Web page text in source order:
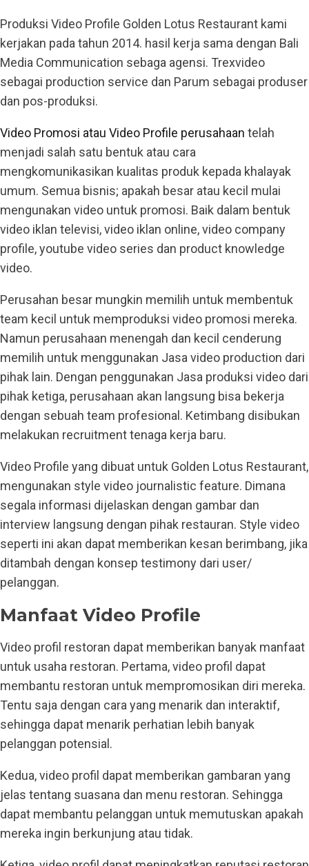
Produksi Video Profile Golden Lotus Restaurant kami
kerjakan pada tahun 2014. hasil kerja sama dengan Bali
Media Communication sebaga agensi. Trexvideo
sebagai production service dan Parum sebagai produser
dan pos-produksi.
Video Promosi atau Video Profile perusahaan telah
menjadi salah satu bentuk atau cara
mengkomunikasikan kualitas produk kepada khalayak
umum. Semua bisnis; apakah besar atau kecil mulai
mengunakan video untuk promosi. Baik dalam bentuk
video iklan televisi, video iklan online, video company
profile, youtube video series dan product knowledge
video.
Perusahan besar mungkin memilih untuk membentuk
team kecil untuk memproduksi video promosi mereka.
Namun perusahaan menengah dan kecil cenderung
memilih untuk menggunakan Jasa video production dari
pihak lain. Dengan penggunakan Jasa produksi video dari
pihak ketiga, perusahaan akan langsung bisa bekerja
dengan sebuah team profesional. Ketimbang disibukan
melakukan recruitment tenaga kerja baru.
Video Profile yang dibuat untuk Golden Lotus Restaurant,
mengunakan style video journalistic feature. Dimana
segala informasi dijelaskan dengan gambar dan
interview langsung dengan pihak restauran. Style video
seperti ini akan dapat memberikan kesan berimbang, jika
ditambah dengan konsep testimony dari user/
pelanggan.
Manfaat Video Profile
Video profil restoran dapat memberikan banyak manfaat
untuk usaha restoran. Pertama, video profil dapat
membantu restoran untuk mempromosikan diri mereka.
Tentu saja dengan cara yang menarik dan interaktif,
sehingga dapat menarik perhatian lebih banyak
pelanggan potensial.
Kedua, video profil dapat memberikan gambaran yang
jelas tentang suasana dan menu restoran. Sehingga
dapat membantu pelanggan untuk memutuskan apakah
mereka ingin berkunjung atau tidak.